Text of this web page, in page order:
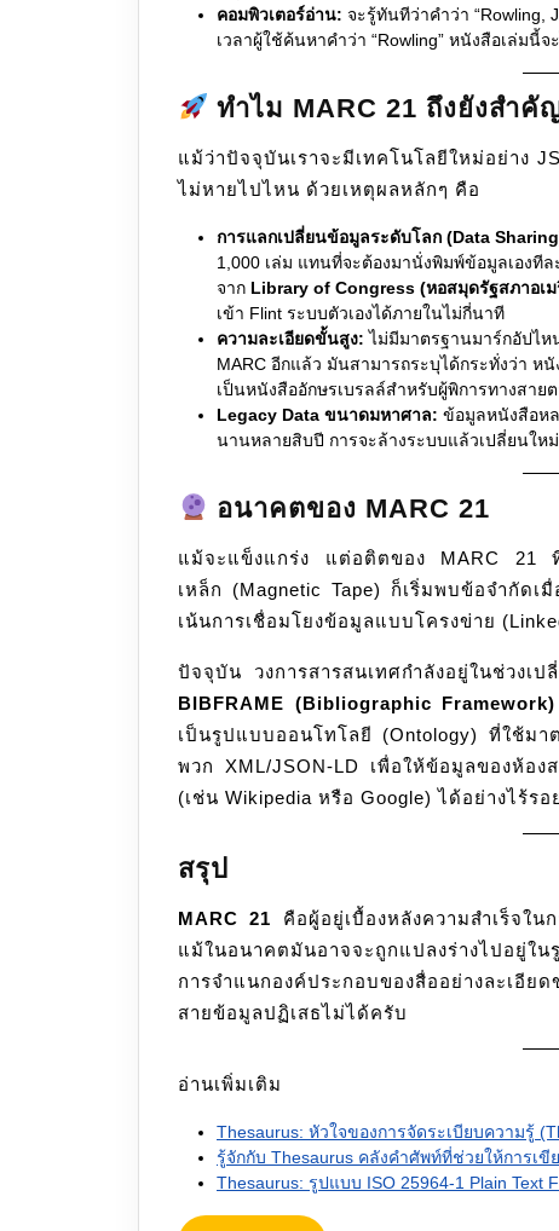
คอมพิวเตอร์อ่าน: จะรู้ทันทีว่าคำว่า “Rowling,
เวลาผู้ใช้ค้นหาคำว่า “Rowling” หนังสือเล่มนี้จ
ทำไม MARC 21 ถึงยังสำ
แม้ว่าปัจจุบันเราจะมีเทคโนโลยีใหม่อย่าง
ไม่หายไปไหน ด้วยเหตุผลหลักๆ คือ
การแลกเปลี่ยนข้อมูลระดับโลก (Data
1,000 เล่ม แทนที่จะต้องมานั่งพิมพ์ข้อมูลเองที
จาก Library of Congress (หอสมุดรัฐสภาอเ
เข้า Flint ระบบตัวเองได้ภายในไม่กี่นาที
ความละเอียดขั้นสูง: ไม่มีมาตรฐานมาร์กอัปไห
MARC อีกแล้ว มันสามารถระบุได้กระทั่งว่า
เป็นหนังสืออักษรเบรลล์สำหรับผู้พิการทางสาย
Legacy Data ขนาดมหาศาล: ข้อมูลหนังสือห
นานหลายสิบปี การจะล้างระบบแล้วเปลี่ยนให
อนาคตของ MARC 21
แม้จะแข็งแกร่ง แต่อติตของ MARC 21
เหล็ก (Magnetic Tape) ก็เริ่มพบข้อจำกัดเ
เน้นการเชื่อมโยงข้อมูลแบบโครงข่าย
ปัจจุบัน วงการสารสนเทศกำลังอยู่ในช่วงเ
BIBFRAME (Bibliographic Framework)
เป็นรูปแบบออนโทโลยี (Ontology) ที่ใช้ม
พวก XML/JSON-LD เพื่อให้ข้อมูลของห้อ
(เช่น Wikipedia หรือ Google) ได้อย่างไร้รอ
สรุป
MARC 21 คือผู้อยู่เบื้องหลังความสำเร็จใ
แม้ในอนาคตมันอาจจะถูกแปลงร่างไปอยู่
การจำแนกองค์ประกอบของสื่ออย่างละเอี
สายข้อมูลปฏิเสธไม่ได้ครับ
อ่านเพิ่มเติม
Thesaurus: หัวใจของการจัดระเบียบความรู้
รู้จักกับ Thesaurus คลังคำศัพท์ที่ช่วยให้การเขี
Thesaurus: รูปแบบ ISO 25964-1 Plain Text